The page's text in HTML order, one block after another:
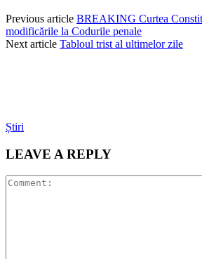
Previous article BREAKING Curtea
modificările la Codurile penale
Next article Tabloul trist al ultimelor zile
Știri
LEAVE A REPLY